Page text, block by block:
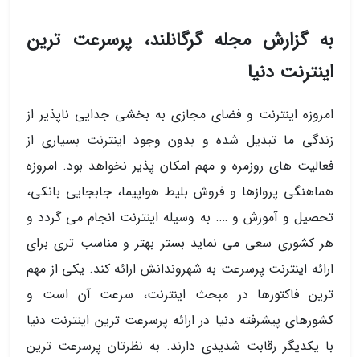
به گزارش مجله گرگانلند، پرسرعت ترین
اینترنت دنیا
امروزه اینترنت و فضای مجازی به بخشی جدایی ناپذیر از
زندگی ما تبدیل شده و بدون وجود اینترنت بسیاری از
فعالیت های روزمره و مهم امکان پذیر نخواهد بود. امروزه
هماهنگی پروازها و فروش بلیط هواپیما، جابجایی بانکی،
تحصیل و آموزش و …. به وسیله اینترنت انجام می گردد و
هر کشوری سعی می نماید بستر بهتر و مناسب تری برای
ارائه اینترنت پرسرعت به شهروندانش ارائه کند. یکی از مهم
ترین فاکتورها در مبحث اینترنت، سرعت آن است و
کشورهای پیشرفته دنیا در ارائه پرسرعت ترین اینترنت دنیا
با یکدیگر رقابت شدیدی دارند. به نظرتان پرسرعت ترین